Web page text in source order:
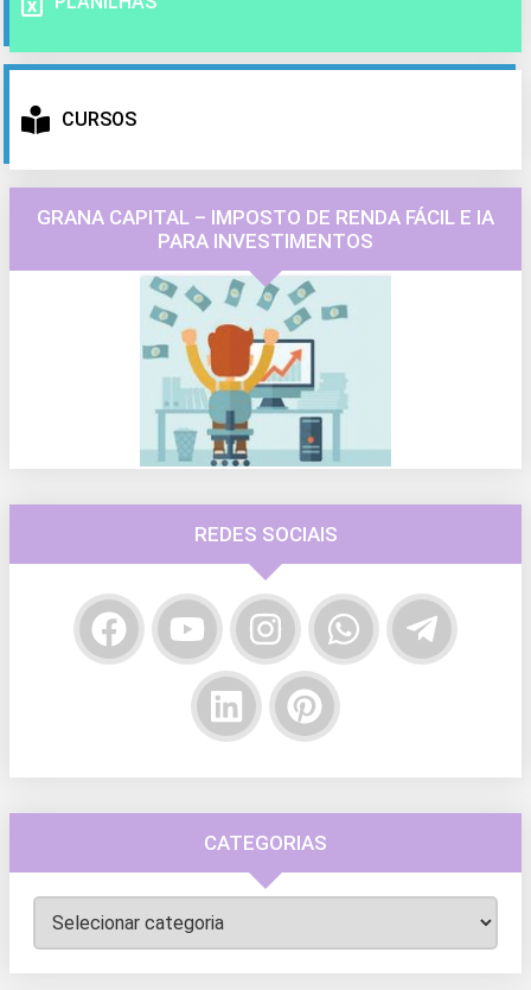
CURSOS
GRANA CAPITAL – IMPOSTO DE RENDA FÁCIL E IA
PARA INVESTIMENTOS
REDES SOCIAIS
CATEGORIAS
Categorias